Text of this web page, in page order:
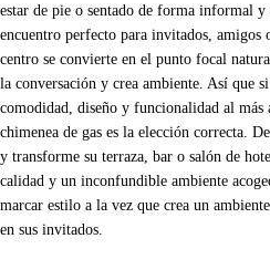
estar de pie o sentado de forma informal
encuentro perfecto para invitados, amigos
centro se convierte en el punto focal
la conversación y crea ambiente. Así que
comodidad, diseño y funcionalidad al más
chimenea de gas es la elección correcta.
y transforme su terraza, bar o salón de
calidad y un inconfundible ambiente
marcar estilo a la vez que crea un
en sus invitados.